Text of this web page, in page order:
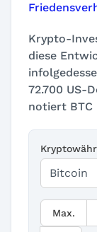
Krypto-
diese
72.700 US-
notiert BTC
Max.